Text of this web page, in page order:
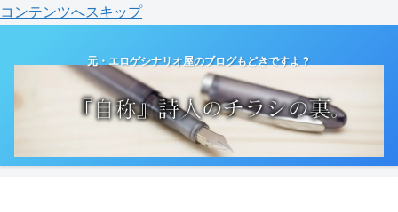
コンテンツへスキップ
元・エロゲシナリオ屋のブログもどきですよ？